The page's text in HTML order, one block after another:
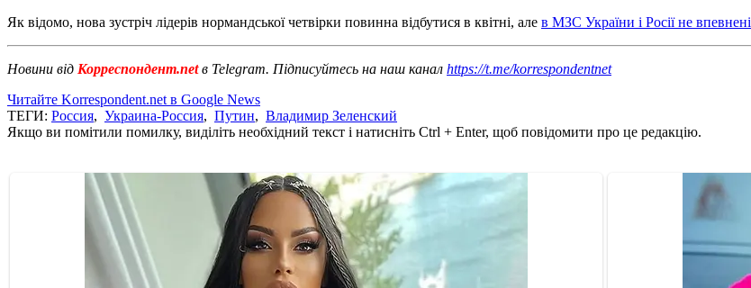
Як відомо, нова зустріч лідерів нормандської четвірки повинна відбутися в квітні, але в МЗС України і Росії не впевнені
Новини від Корреспондент.netв Telegram. Підписуйтесь на наш канал https://t.me/korrespondentnet
Читайте Korrespondent.net в Google News
ТЕГИ: Россия, Украина-Россия, Путин, Владимир Зеленский
Якщо ви помітили помилку, виділіть необхідний текст і натисніть Ctrl + Enter, щоб повідомити про це редакцію.